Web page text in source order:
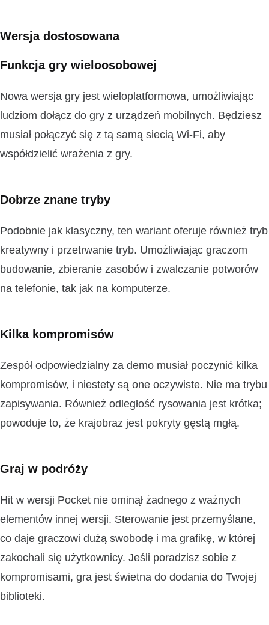
Wersja dostosowana
Funkcja gry wieloosobowej
Nowa wersja gry jest wieloplatformowa, umożliwiając
ludziom dołącz do gry z urządzeń mobilnych. Będziesz
musiał połączyć się z tą samą siecią Wi-Fi, aby
współdzielić wrażenia z gry.
Dobrze znane tryby
Podobnie jak klasyczny, ten wariant oferuje również tryb
kreatywny i przetrwanie tryb. Umożliwiając graczom
budowanie, zbieranie zasobów i zwalczanie potworów
na telefonie, tak jak na komputerze.
Kilka kompromisów
Zespół odpowiedzialny za demo musiał poczynić kilka
kompromisów, i niestety są one oczywiste. Nie ma trybu
zapisywania. Również odległość rysowania jest krótka;
powoduje to, że krajobraz jest pokryty gęstą mgłą.
Graj w podróży
Hit w wersji Pocket nie ominął żadnego z ważnych
elementów innej wersji. Sterowanie jest przemyślane,
co daje graczowi dużą swobodę i ma grafikę, w której
zakochali się użytkownicy. Jeśli poradzisz sobie z
kompromisami, gra jest świetna do dodania do Twojej
biblioteki.